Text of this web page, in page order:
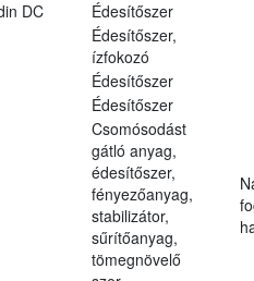
DC
Édesítőszer
Édesítőszer,
ízfokozó
Édesítőszer
Édesítőszer
Csomósodást
gátló anyag,
édesítőszer,
fényezőanyag,
stabilizátor,
sűrítőanyag,
tömegnövelő